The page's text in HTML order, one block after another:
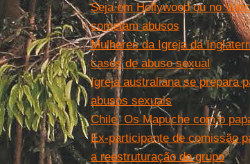
Seja em Hollywood ou no
cometam abusos
Mulheres da Igreja da
casos de abuso sexual
Igreja australiana se prepara
abusos sexuais
Chile. Os Mapuche com o
Ex-participante de comissão
a reestruturação do grupo